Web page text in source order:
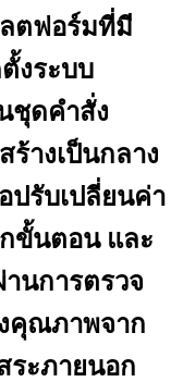
ตฟอร์มที่มี
งระบบ
ชุดคำสั่ง
างเป็นกลาง
ปรับเปลี่ยนค่า
ขั้นตอน และ
นการตรวจ
คุณภาพจาก
ะภายนอก